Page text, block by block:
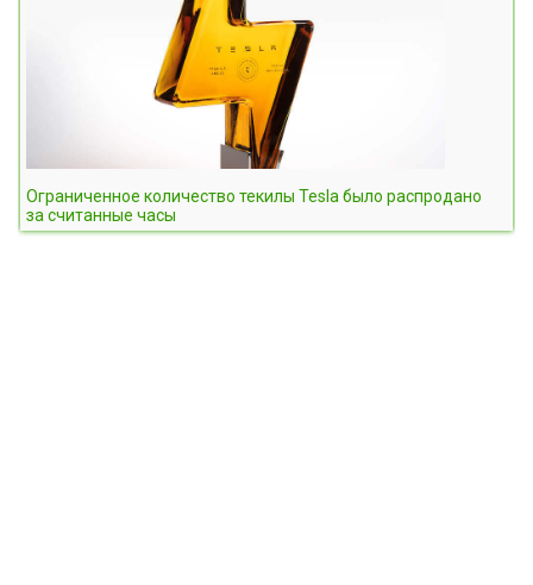
Ограниченное количество текилы Tesla было распродано
за считанные часы